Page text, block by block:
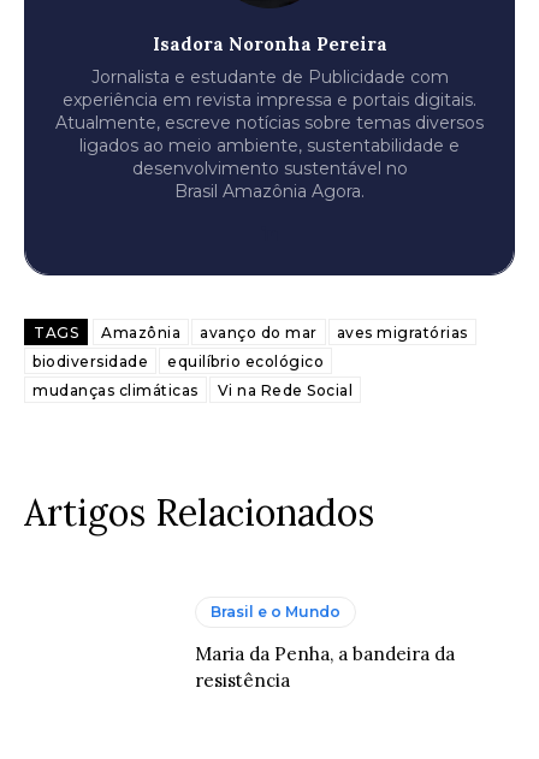
Isadora Noronha Pereira
Jornalista e estudante de Publicidade com
experiência em revista impressa e portais digitais.
Atualmente, escreve notícias sobre temas diversos
ligados ao meio ambiente, sustentabilidade e
desenvolvimento sustentável no
Brasil Amazônia Agora.
TAGS Amazônia avanço do mar
aves migratórias
biodiversidade
equilíbrio ecológico
mudanças climáticas
Vi na Rede Social
Artigos Relacionados
Brasil e o Mundo
Maria da Penha, a bandeira da
resistência